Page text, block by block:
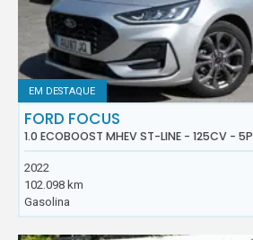
EM DESTAQUE
FORD FOCUS
1.0 ECOBOOST MHEV ST-LINE - 125CV - 5P
2022
102.098 km
Gasolina